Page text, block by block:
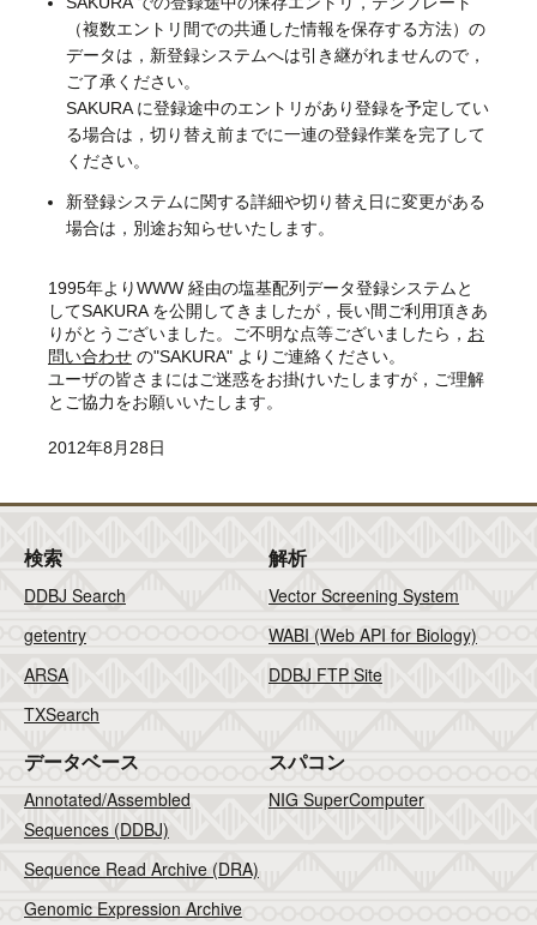
（複数エントリ間での共通した情報を保存する方法）の
データは，新登録システムへは引き継がれませんので，
ご了承ください。
SAKURA に登録途中のエントリがあり登録を予定してい
る場合は，切り替え前までに一連の登録作業を完了して
ください。
新登録システムに関する詳細や切り替え日に変更がある
場合は，別途お知らせいたします。
1995年よりWWW 経由の塩基配列データ登録システムと
してSAKURA を公開してきましたが，長い間ご利用頂きあ
りがとうございました。ご不明な点等ございましたら， お
問い合わせ の"SAKURA" よりご連絡ください。
ユーザの皆さまにはご迷惑をお掛けいたしますが，ご理解
とご協力をお願いいたします。
2012年8月28日
検索
DDBJ Search
getentry
ARSA
TXSearch
解析
Vector Screening System
WABI (Web API for Biology)
DDBJ FTP Site
データベース
Annotated/Assembled
Sequences (DDBJ)
Sequence Read Archive (DRA)
Genomic Expression Archive
スパコン
NIG SuperComputer